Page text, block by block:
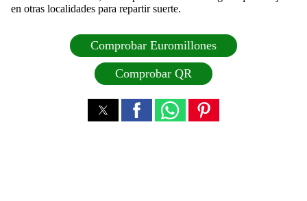
en otras localidades para repartir suerte.
Comprobar Euromillones
Comprobar QR